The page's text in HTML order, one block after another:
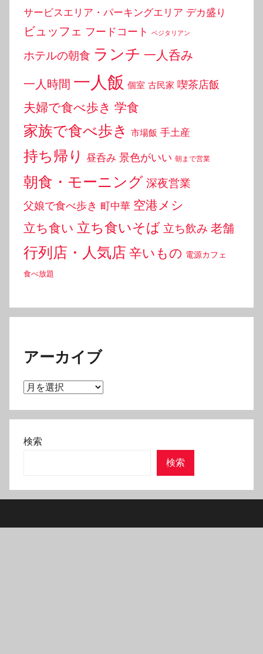
サービスエリア・パーキングエリア デカ盛り
ビュッフェ フードコート ベジタリアン
ホテルの朝食 ランチ 一人呑み
一人時間 一人飯 個室 古民家 喫茶店飯
夫婦で食べ歩き 学食
家族で食べ歩き 市場飯 手土産
持ち帰り 昼呑み 景色がいい 朝まで営業
朝食・モーニング 深夜営業
父娘で食べ歩き 町中華 空港メシ
立ち食い 立ち食いそば 立ち飲み 老舗
行列店・人気店 辛いもの 電源カフェ
食べ放題
アーカイブ
ア
カ
イ
検索
検索